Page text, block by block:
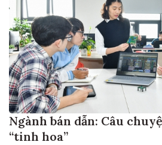
Ngành bán dẫn: Câu
“tinh hoa”